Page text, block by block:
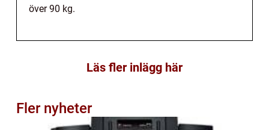
över 90 kg.
Läs fler inlägg här
Fler nyheter